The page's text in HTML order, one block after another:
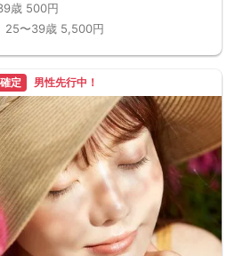
歳 500円
25〜39歳 5,500円
定 男性先行中！